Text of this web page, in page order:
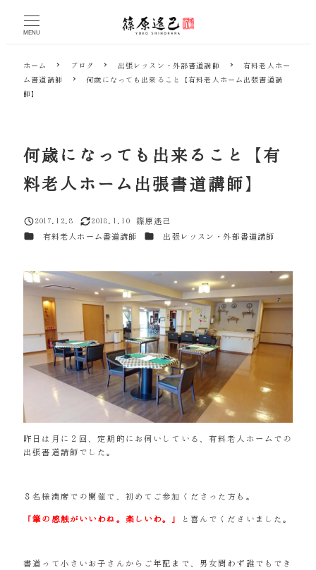
MENU
ホーム ブログ 出張レッスン・外部書道講師
有料老人ホー
ム書道講師
何歳になっても出来ること【有料老人ホーム出張書道講
師】
何歳になっても出来ること【有
料老人ホーム出張書道講師】
投稿日
2017.12.8
更新日
2018.1.10
篠原遙己
カテゴリー
有料老人ホーム書道講師 カテゴリー
出張レッスン・外部書道講師
昨日は月に２回、定期的にお伺いしている、有料老人ホームでの
出張書道講師でした。
８名様満席での開催で、初めてご参加くださった方も。
「筆の感触がいいわね。楽しいわ。」 と喜んでくださいました。
書道って小さいお子さんからご年配まで、男女問わず誰でもでき